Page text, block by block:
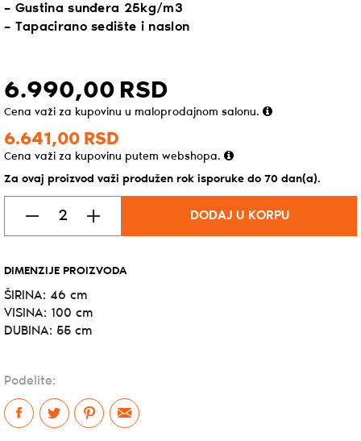
– Gustina sunđera 25kg/m3
– Tapacirano sedište i naslon
6.990,00 RSD
Cena važi za kupovinu u maloprodajnom salonu.
6.641,00 RSD
Cena važi za kupovinu putem webshopa.
Za ovaj proizvod važi produžen rok isporuke do 70 dan(a).
DODAJ U KORPU
DIMENZIJE PROIZVODA
ŠIRINA: 46 cm
VISINA: 100 cm
DUBINA: 55 cm
Podelite: